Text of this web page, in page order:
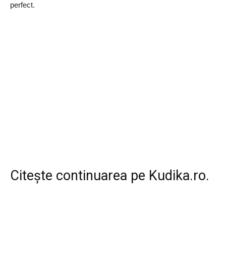
perfect.
Citește continuarea pe Kudika.ro.